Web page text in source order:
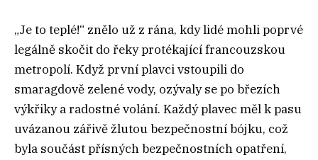
„Je to teplé!“ znělo už z rána, kdy lidé mohli poprvé
legálně skočit do řeky protékající francouzskou
metropolí. Když první plavci vstoupili do
smaragdově zelené vody, ozývaly se po březích
výkřiky a radostné volání. Každý plavec měl k pasu
uvázanou zářivě žlutou bezpečnostní bójku, což
byla součást přísných bezpečnostních opatření,